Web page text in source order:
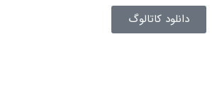
دانلود کاتالوگ